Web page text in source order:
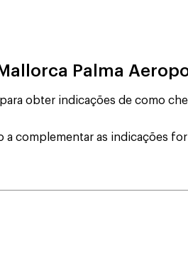
Palma
obter indicações de como
complementar as indicações